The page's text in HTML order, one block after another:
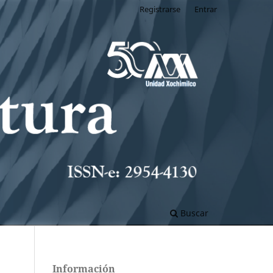
Buscar
Registrarse Entrar
Información